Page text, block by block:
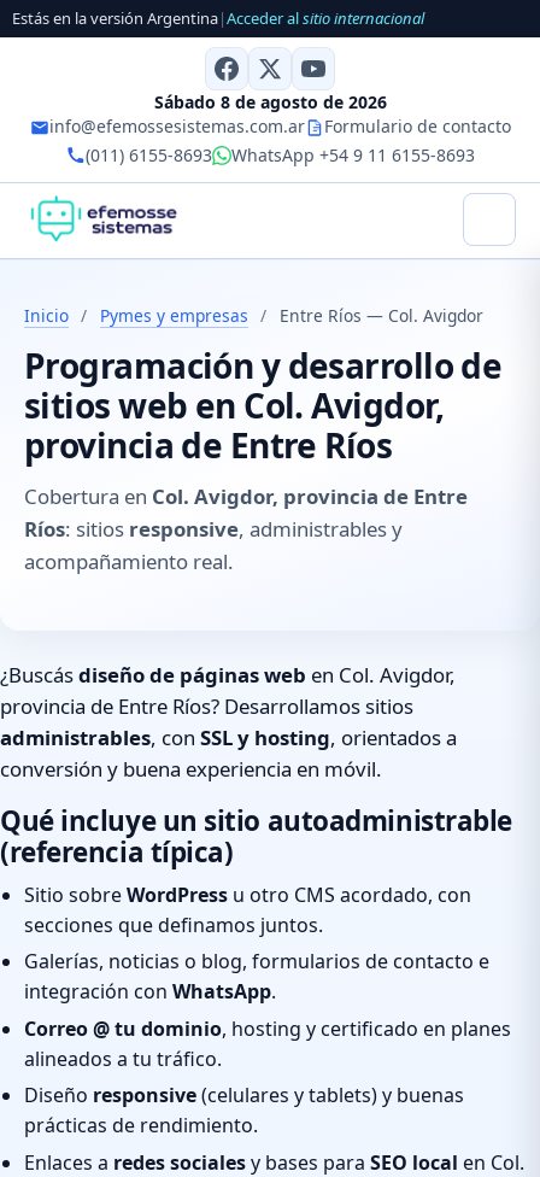
Estás en la versión Argentina|Acceder alsitio internacional
Sábado 8 de agosto de 2026
info@efemossesistemas.com.ar
Formulario de contacto
(011) 6155-8693
WhatsApp +54 9 11 6155-8693
Inicio / Pymes y empresas / Entre Ríos — Col. Avigdor
Programación y desarrollo de
sitios web en Col. Avigdor,
provincia de Entre Ríos
Cobertura en Col. Avigdor, provincia de Entre
Ríos: sitios responsive, administrables y
acompañamiento real.
¿Buscásdiseño de páginas web en Col. Avigdor,
provincia de Entre Ríos? Desarrollamos sitios
administrables, con SSL y hosting, orientados a
conversión y buena experiencia en móvil.
Qué incluye un sitio autoadministrable
(referencia típica)
Sitio sobreWordPress u otro CMS acordado, con
secciones que definamos juntos.
Galerías, noticias o blog, formularios de contacto e
integración con WhatsApp.
Correo @ tu dominio, hosting y certificado en planes
alineados a tu tráfico.
Diseño responsive(celulares y tablets) y buenas
prácticas de rendimiento.
Enlaces a redes socialesy bases para SEO local en Col.